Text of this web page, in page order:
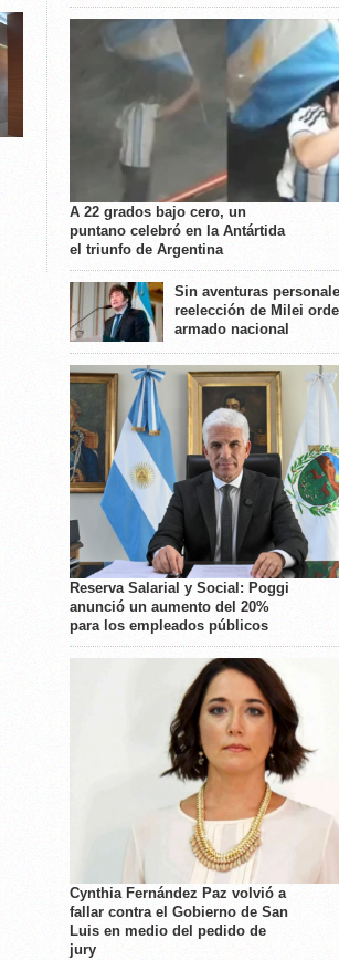
A 22 grados bajo cero, un
puntano celebró en la Antártida
el triunfo de Argentina
Sin aventuras
reelección de Milei
armado nacional
Reserva Salarial y Social: Poggi
anunció un aumento del 20%
para los empleados públicos
Cynthia Fernández Paz volvió a
fallar contra el Gobierno de San
Luis en medio del pedido de
jury